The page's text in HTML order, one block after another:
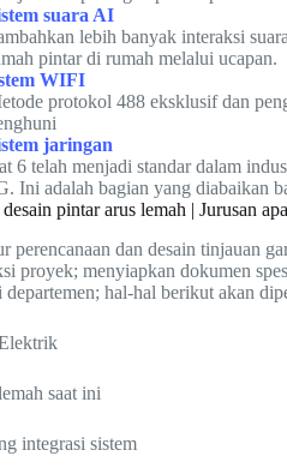
suara AI
lebih banyak interaksi
pintar di rumah melalui ucapan.
WIFI
protokol 488 eksklusif dan
jaringan
6 telah menjadi standar dalam
Ini adalah bagian yang diabaikan
pintar arus lemah | Jurusan
perencanaan dan desain tinjauan
proyek; menyiapkan dokumen
departemen; hal-hal berikut akan
saat ini
integrasi sistem